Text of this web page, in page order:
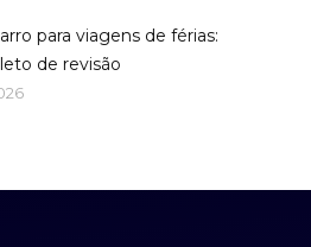
para viagens de férias:
de revisão